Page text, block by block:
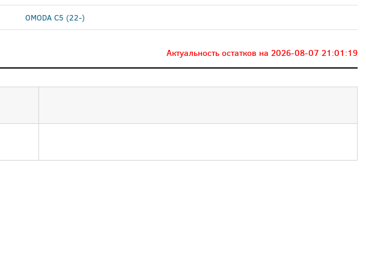
OMODA C5 (22-)
Актуальность остатков на 2026-08-07 21:01:19